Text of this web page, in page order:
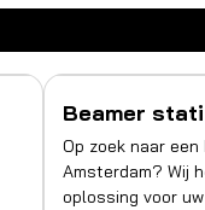
Beamer
Op zoek naar
Amsterdam? Wij
oplossing voor